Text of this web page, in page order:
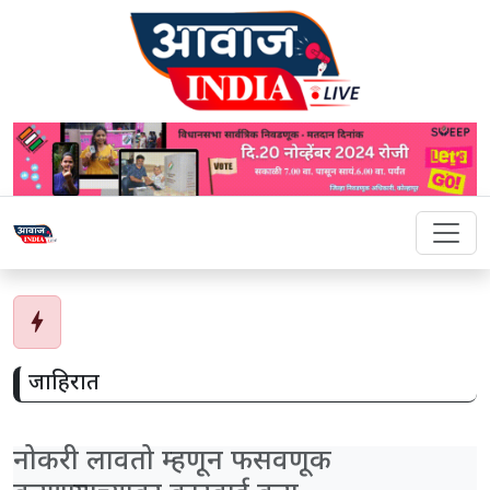
bolt
जाहिरात
नोकरी लावतो म्हणून फसवणूक